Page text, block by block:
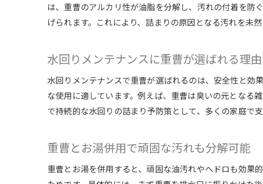
は、重曹のアルカリ性が油脂を分解し、汚れの付着を防
げられます。これにより、詰まりの原因となる汚れを未
水回りメンテナンスに重曹が選ばれる理由
水回りメンテナンスで重曹が選ばれるのは、安全性と効
な使用に適しています。例えば、重曹は臭いの元となる
で持続的な水回りの詰まり予防策として、多くの家庭で支
重曹とお湯併用で頑固な汚れも分解可能
重曹とお湯を併用すると、頑固な油汚れやヘドロも効果